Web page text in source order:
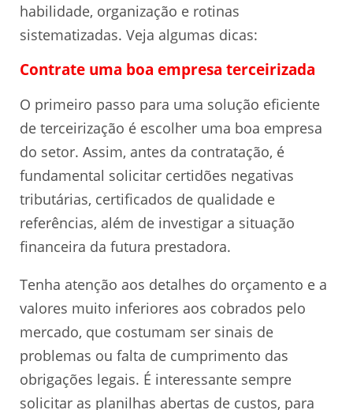
habilidade, organização e rotinas
sistematizadas. Veja algumas dicas:
Contrate uma boa empresa terceirizada
O primeiro passo para uma solução eficiente
de terceirização é escolher uma boa empresa
do setor. Assim, antes da contratação, é
fundamental solicitar certidões negativas
tributárias, certificados de qualidade e
referências, além de investigar a situação
financeira da futura prestadora.
Tenha atenção aos detalhes do orçamento e a
valores muito inferiores aos cobrados pelo
mercado, que costumam ser sinais de
problemas ou falta de cumprimento das
obrigações legais. É interessante sempre
solicitar as planilhas abertas de custos, para